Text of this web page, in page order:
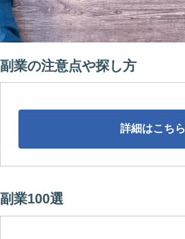
副業の注意点や探し方
詳細はこちら
副業100選